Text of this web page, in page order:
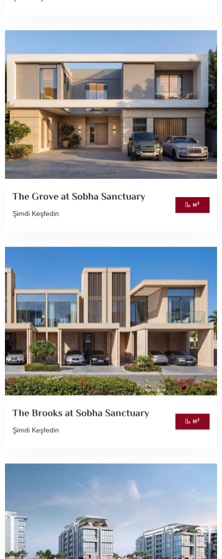
The Grove at Sobha Sanctuary
Şimdi Keşfedin
M2
The Brooks at Sobha Sanctuary
Şimdi Keşfedin
M2